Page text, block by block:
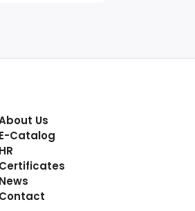
Us
E-Catalog
HR
Certificates
News
Contact